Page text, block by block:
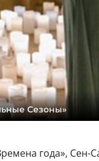
Сезоны»
года», Сен-